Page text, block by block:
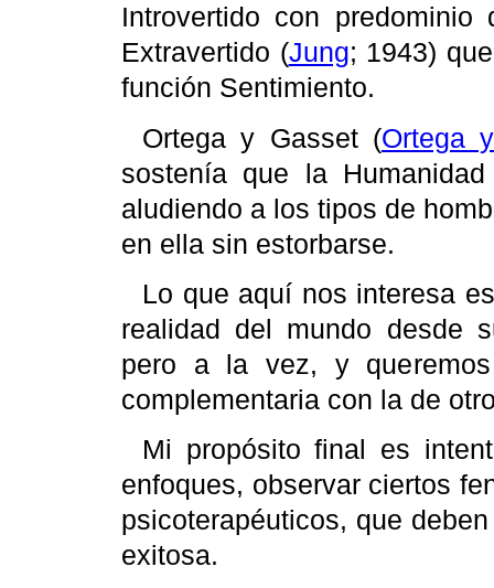
Introvertido con
Extravertido (Jung; 1943)
función Sentimiento.
Ortega y Gasset(Ortega
sostenía que la
aludiendo a los tipos de
en ella sin estorbarse.
Lo que aquí nos interesa
realidad del mundo desde
pero a la vez, y
complementaria con la de
Mi propósito final es
enfoques, observar ciertos
psicoterapéuticos, que
exitosa.